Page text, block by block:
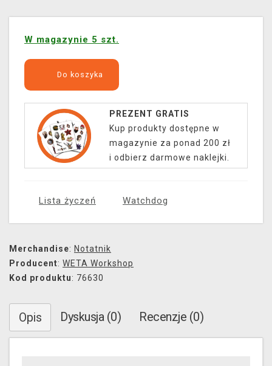
W magazynie 5 szt.
Do koszyka
PREZENT GRATIS
Kup produkty dostępne w
magazynie za ponad 200 zł
i odbierz darmowe naklejki.
Lista życzeń Watchdog
Merchandise: Notatnik
Producent: WETA Workshop
Kod produktu: 76630
Opis Dyskusja (0) Recenzje (0)